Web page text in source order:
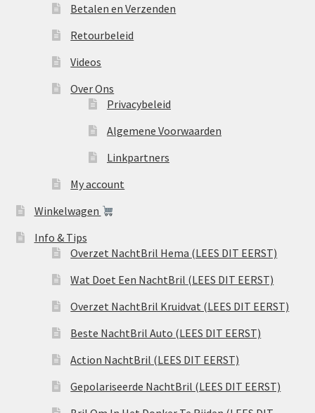
Betalen en Verzenden
Retourbeleid
Videos
Over Ons
Privacybeleid
Algemene Voorwaarden
Linkpartners
My account
Winkelwagen
Info & Tips
Overzet NachtBril Hema (LEES DIT EERST)
Wat Doet Een NachtBril (LEES DIT EERST)
Overzet NachtBril Kruidvat (LEES DIT EERST)
Beste NachtBril Auto (LEES DIT EERST)
Action NachtBril (LEES DIT EERST)
Gepolariseerde NachtBril (LEES DIT EERST)